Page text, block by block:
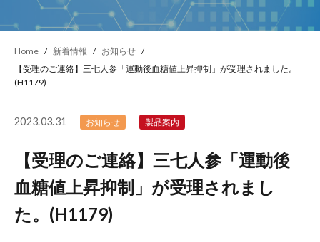
Home 新着情報
お知らせ
【受理のご連絡】三七人参「運動後血糖値上昇抑制」が受理されました。
(H1179)
2023.03.31 お知らせ 製品案内
【受理のご連絡】三七人参「運動後
血糖値上昇抑制」が受理されまし
た。(H1179)